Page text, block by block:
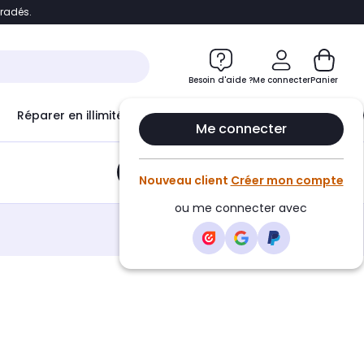
Accéder directement au chatbot
Besoin d'aide ?Me connecter
Me connecter
Nouveau client Créer mon compte
ou me connecter avec
Panier
Réparer en illimité avec Le Club Infinity
Ajouter au panier